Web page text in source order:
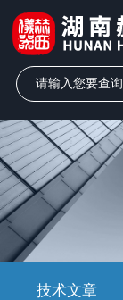
技术文章